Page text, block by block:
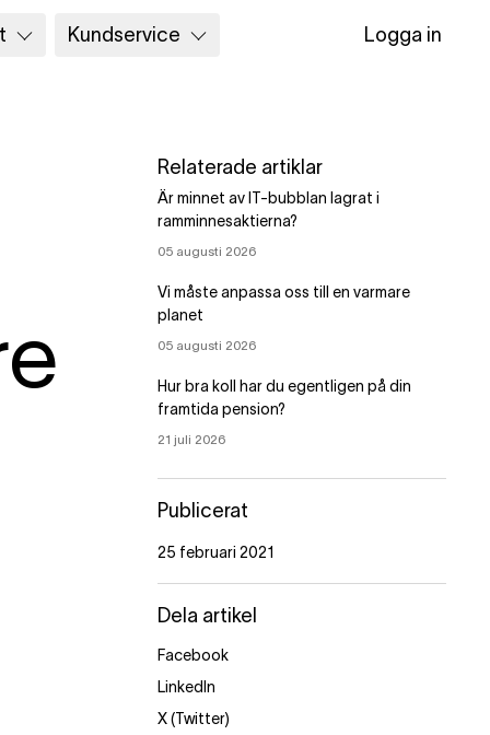
Kundservice Logga in
Relaterade artiklar
Är minnet av IT-bubblan lagrat i
ramminnesaktierna?
05 augusti 2026
Vi måste anpassa oss till en varmare
planet
05 augusti 2026
Hur bra koll har du egentligen på din
framtida pension?
21 juli 2026
Publicerat
25 februari 2021
Dela artikel
Facebook
LinkedIn
X (Twitter)